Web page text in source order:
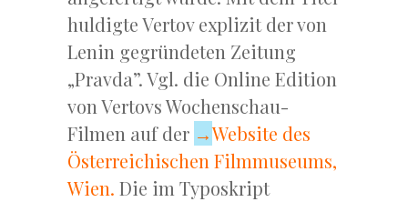
huldigte Vertov explizit der von
Lenin gegründeten Zeitung
„Pravda”. Vgl. die Online Edition
von Vertovs Wochenschau-
Filmen auf der →Website des
Österreichischen Filmmuseums,
Wien. Die im Typoskript